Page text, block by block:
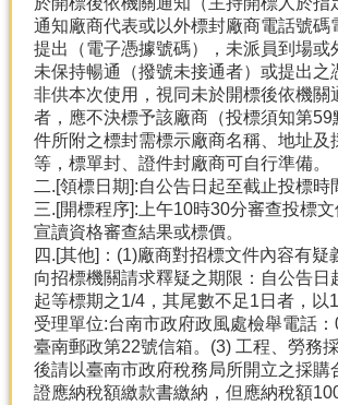
通知廠商代表或以外標封廠商電話號碼
提出（電子憑據號碼），未派員到場或
未保持暢通（撥號未接通者）或提出之
非供本次使用，視同未於開標後依機關
者，應不決標予該廠商（投標須知第59
件所附之標封需標示廠商名稱、地址及
等，標單封、證件封廠商可自行準備。
二.[領標日期]:自公告日起至截止投標時
三.[開標程序]:上午10時30分審查投標
宣讀資格審查結果或標價。
四.[其他]：(1)廠商對招標文件內容有疑
向招標機關請求釋疑之期限：自公告日
起等標期之1/4，其尾數不足1日者，以
受理單位:台南市政府政風處檢舉電話：
臺南郵政第22號信箱。(3) 工程、勞務
後請以臺南市政府稅務局所開立之採購
證應納稅額繳款書繳納，但應納稅額